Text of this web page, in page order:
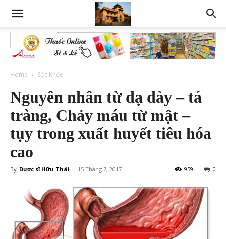
Home Sức Khỏe
Nguyên nhân từ dạ dày – tá
tràng, Chảy máu từ mật –
tụy trong xuất huyết tiêu hóa
cao
By Dược sĩ Hữu Thái - 15 Tháng 7, 2017 0
959